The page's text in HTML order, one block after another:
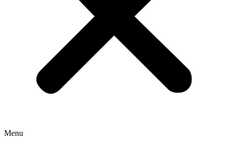
Menu